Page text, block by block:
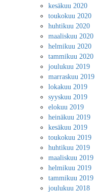
kesäkuu 2020
toukokuu 2020
huhtikuu 2020
maaliskuu 2020
helmikuu 2020
tammikuu 2020
joulukuu 2019
marraskuu 2019
lokakuu 2019
syyskuu 2019
elokuu 2019
heinäkuu 2019
kesäkuu 2019
toukokuu 2019
huhtikuu 2019
maaliskuu 2019
helmikuu 2019
tammikuu 2019
joulukuu 2018